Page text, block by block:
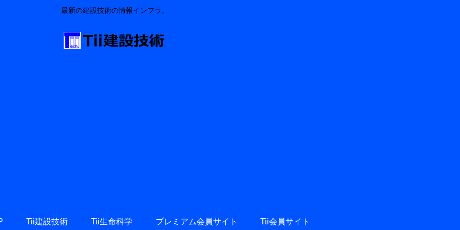
最新の建設技術の情報インフラ。
Tii建設技術 Tii生命科学 プレミアム会員サイト Tii会員サイト